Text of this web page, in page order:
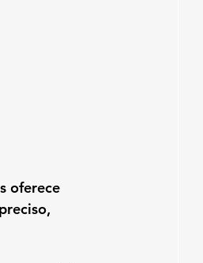
oferece